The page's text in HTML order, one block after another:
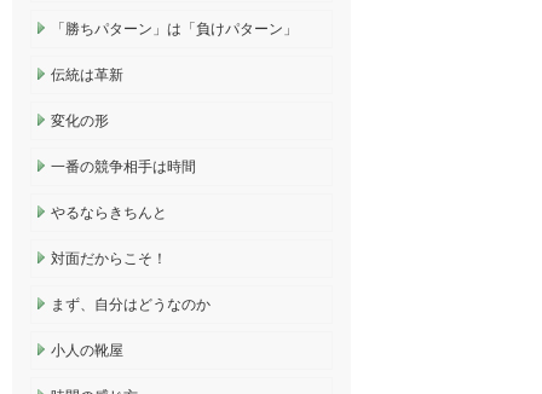
「勝ちパターン」は「負けパターン」
伝統は革新
変化の形
一番の競争相手は時間
やるならきちんと
対面だからこそ！
まず、自分はどうなのか
小人の靴屋